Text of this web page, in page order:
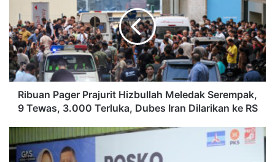
Ribuan Pager Prajurit Hizbullah Meledak Serempak,
9 Tewas, 3.000 Terluka, Dubes Iran Dilarikan ke RS